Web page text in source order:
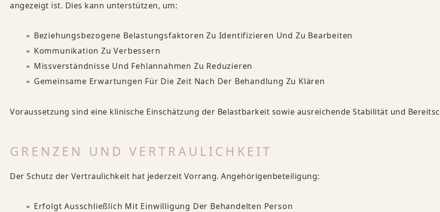
angezeigt ist. Dies kann unterstützen, um:
Beziehungsbezogene Belastungsfaktoren Zu Identifizieren Und Zu Bearbeiten
Kommunikation Zu Verbessern
Missverständnisse Und Fehlannahmen Zu Reduzieren
Gemeinsame Erwartungen Für Die Zeit Nach Der Behandlung Zu Klären
Voraussetzung sind eine klinische Einschätzung der Belastbarkeit sowie ausreichende Stabilität und
GRENZEN UND VERTRAULICHKEIT
Der Schutz der Vertraulichkeit hat jederzeit Vorrang. Angehörigenbeteiligung:
Erfolgt Ausschließlich Mit Einwilligung Der Behandelten Person